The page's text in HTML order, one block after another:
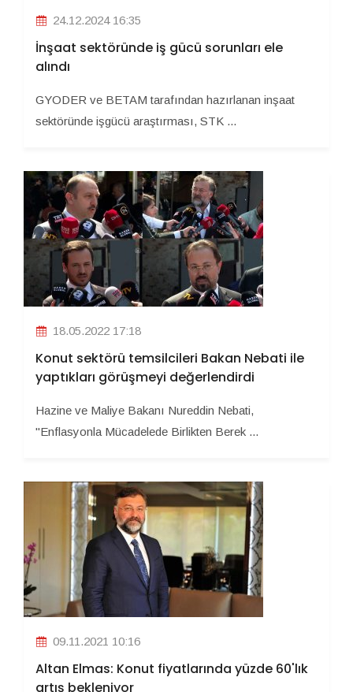
24.12.2024 16:35
İnşaat sektöründe iş gücü sorunları ele
alındı
GYODER ve BETAM tarafından hazırlanan inşaat
sektöründe işgücü araştırması, STK ...
18.05.2022 17:18
Konut sektörü temsilcileri Bakan Nebati ile
yaptıkları görüşmeyi değerlendirdi
Hazine ve Maliye Bakanı Nureddin Nebati,
"Enflasyonla Mücadelede Birlikten Berek ...
09.11.2021 10:16
Altan Elmas: Konut fiyatlarında yüzde 60'lık
artış bekleniyor